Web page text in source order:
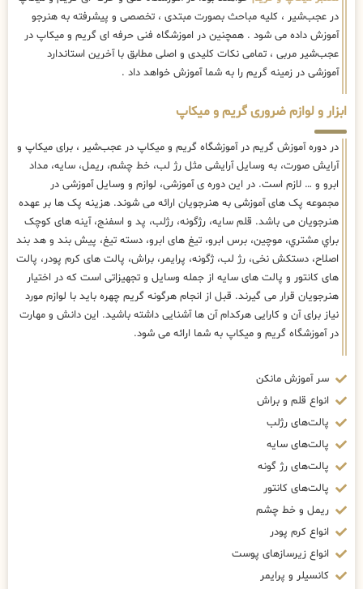
در عجب‌شیر ، کلیه مباحث بصورت مبتدی ، تخصصی و پیشرفته به هنرجو
آموزش داده می شود . همچنین در اموزشگاه فنی حرفه ای گریم و میکاپ در
عجب‌شیر مربی ، تمامی نکات کلیدی و اصلی مطابق با آخرین استاندارد
آموزشی در زمینه گریم را به شما آموزش خواهد داد .
ابزار و لوازم ضروری گریم و میکاپ
در دوره آموزش گریم در آموزشگاه گریم و میکاپ در عجب‌شیر ، برای میکاپ و
آرایش صورت، به وسایل آرایشی مثل رژ لب، خط چشم، ریمل، سایه، مداد
ابرو و … لازم است. در این دوره ی آموزشی، لوازم و وسایل آموزشی در
مجموعه پک های آموزشی به هنرجویان ارائه می شوند. هزینه پک ها بر عهده
هنرجویان می باشد. قلم سایه، رژگونه، رژلب، پد و اسفنج، آینه های كوچک
براي مشتري، موچین، برس ابرو، تیغ های ابرو، دسته تیغ، پیش بند و هد بند
اصلاح، دستکش نخی، رژ لب، ژگونه، پرایمر، براش، پالت های کرم پودر، پالت
های کانتور و پالت های سایه از جمله وسایل و تجهیزاتی است که در اختیار
هنرجویان قرار می گیرند. قبل از انجام هرگونه گریم چهره باید با لوازم مورد
نیاز برای آن و کارایی هرکدام آن ها آشنایی داشته باشید. این دانش و مهارت
در آموزشگاه گریم و میکاپ به شما ارائه می شود.
سر آموزش مانکن
انواع قلم و براش
پالت‌های رژلب
پالت‌های سایه
پالت‌های رژ گونه
پالت‌های کانتور
ریمل و خط چشم
انواع کرم پودر
انواع زیرسازهای پوست
کانسیلر و پرایمر